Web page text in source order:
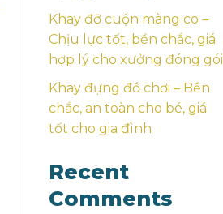
Khay đỡ cuộn màng co –
Chịu lực tốt, bền chắc, giá
hợp lý cho xưởng đóng gói
Khay đựng đồ chơi – Bền
chắc, an toàn cho bé, giá
tốt cho gia đình
Recent
Comments